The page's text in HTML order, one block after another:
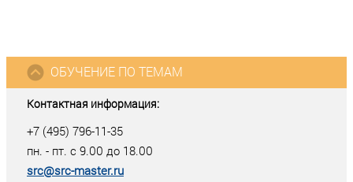
Контактная информация:
+7 (495) 796-11-35
пн. - пт. с 9.00 до 18.00
src@src-master.ru
ОБУЧЕНИЕ ПО ТЕМАМ